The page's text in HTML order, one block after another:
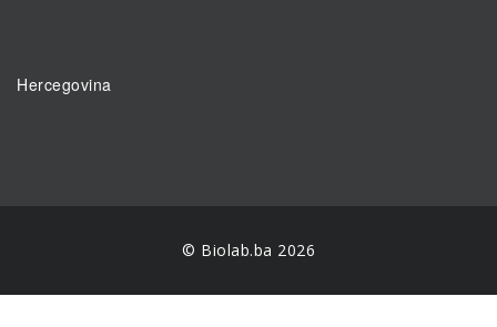
Hercegovina
© Biolab.ba 2026